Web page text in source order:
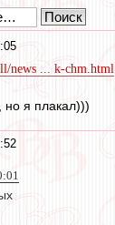
news ... k-chm.html
но я плакал)))